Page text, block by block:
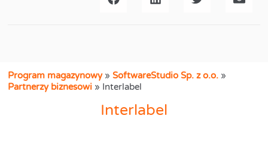
Program magazynowy»SoftwareStudio Sp. z o.o. »
Partnerzy biznesowi » Interlabel
Interlabel